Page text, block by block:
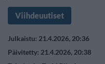
Viihdeuutiset
Julkaistu: 21.4.2026, 20:36
Päivitetty: 21.4.2026, 20:38